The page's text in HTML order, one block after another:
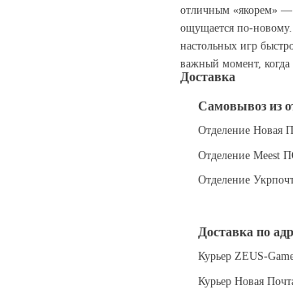
отличным «якорем» —
ощущается
настольных игр
важный момент, когда
Доставка
Самовывоз из
Отделение Новая
Отделение Meest
Отделение
Доставка по
Курьер ZEUS-
Курьер Новая